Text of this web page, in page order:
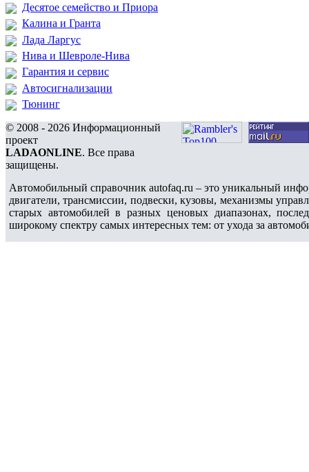
Десятое семейство и Приора
Калина и Гранта
Лада Ларгус
Нива и Шевроле-Нива
Гарантия и сервис
Автосигнализации
Тюнинг
© 2008 - 2026 Информационный
проект
LADAONLINE. Все права
защищены.
Автомобильный справочник autofaq.ru – это уникальный
двигатели, трансмиссии, подвески, кузовы, механизмы
старых автомобилей в разных ценовых диапазонах,
широкому спектру самых интересных тем: от ухода за